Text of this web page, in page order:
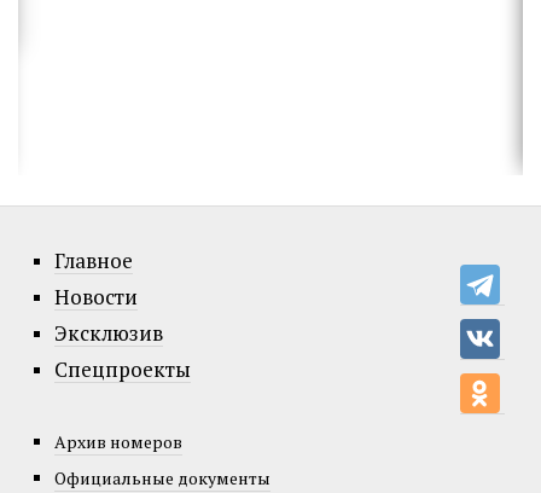
Главное
Новости
Эксклюзив
Спецпроекты
Архив номеров
Официальные документы